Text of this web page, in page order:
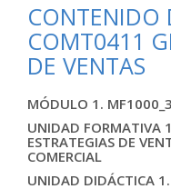
CONTENIDO
COMT0411
DE VENTAS
MÓDULO 1.
UNIDAD FORMATIVA
ESTRATEGIAS DE
COMERCIAL
UNIDAD DIDÁCTICA